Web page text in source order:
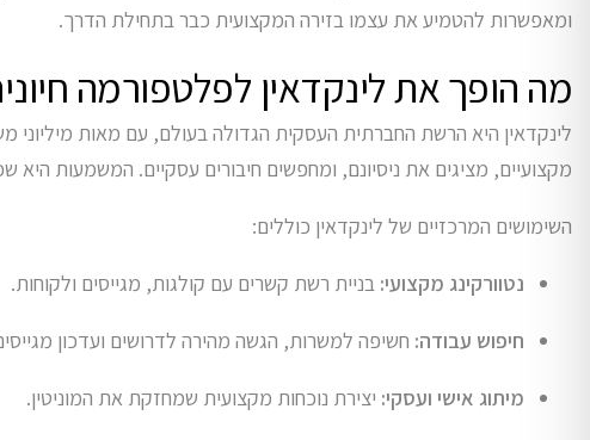
ומאפשרות להטמיע את עצמו בזירה המקצועית כבר בתחילת הדרך.
מה הופך את לינקדאין לפלטפורמה
לינקדאין היא הרשת החברתית העסקית הגדולה בעולם, עם מאות
מקצועיים, מציגים את ניסיונם, ומחפשים חיבורים עסקיים. המשמעות
השימושים המרכזיים של לינקדאין כוללים:
נטוורקינג מקצועי: בניית רשת קשרים עם קולגות, מגייסים ולקוחות.
חיפוש עבודה: חשיפה למשרות, הגשה מהירה לדרושים ועדכון
מיתוג אישי ועסקי: יצירת נוכחות מקצועית שמחזקת את המוניטין.